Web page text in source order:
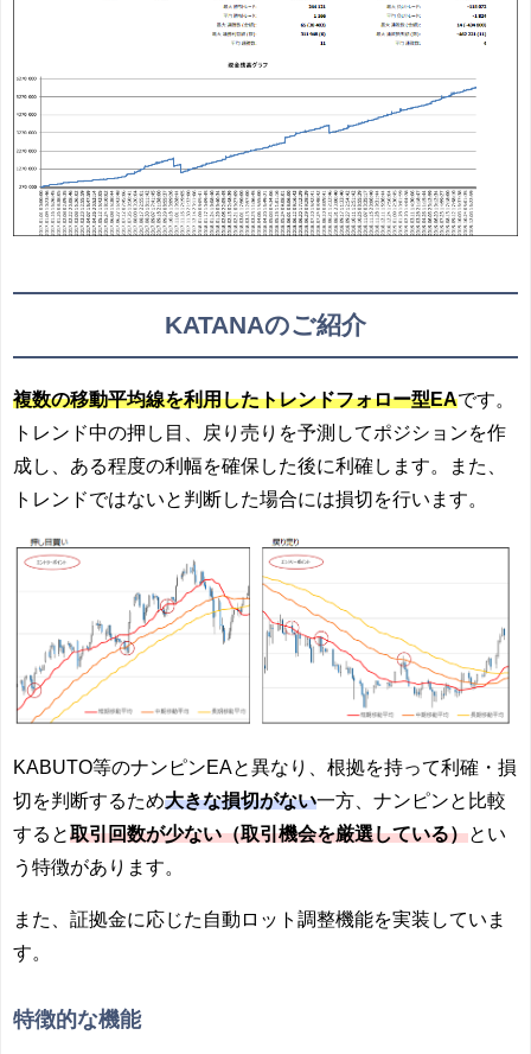
KATANAのご紹介
複数の移動平均線を利用したトレンドフォロー型EAです。
トレンド中の押し目、戻り売りを予測してポジションを作
成し、ある程度の利幅を確保した後に利確します。また、
トレンドではないと判断した場合には損切を行います。
KABUTO等のナンピンEAと異なり、根拠を持って利確・損
切を判断するため大きな損切がない一方、ナンピンと比較
すると取引回数が少ない（取引機会を厳選している）とい
う特徴があります。
また、証拠金に応じた自動ロット調整機能を実装していま
す。
特徴的な機能